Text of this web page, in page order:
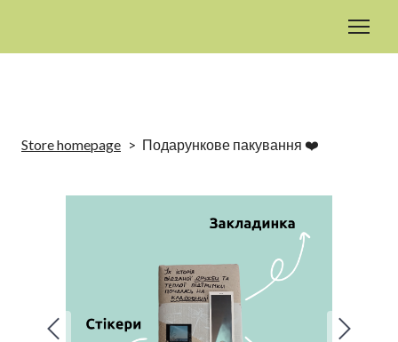
Store homepage Подарункове пакування ❤️